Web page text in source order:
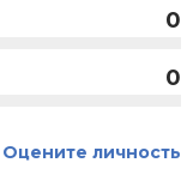
0
0
Оцените личность